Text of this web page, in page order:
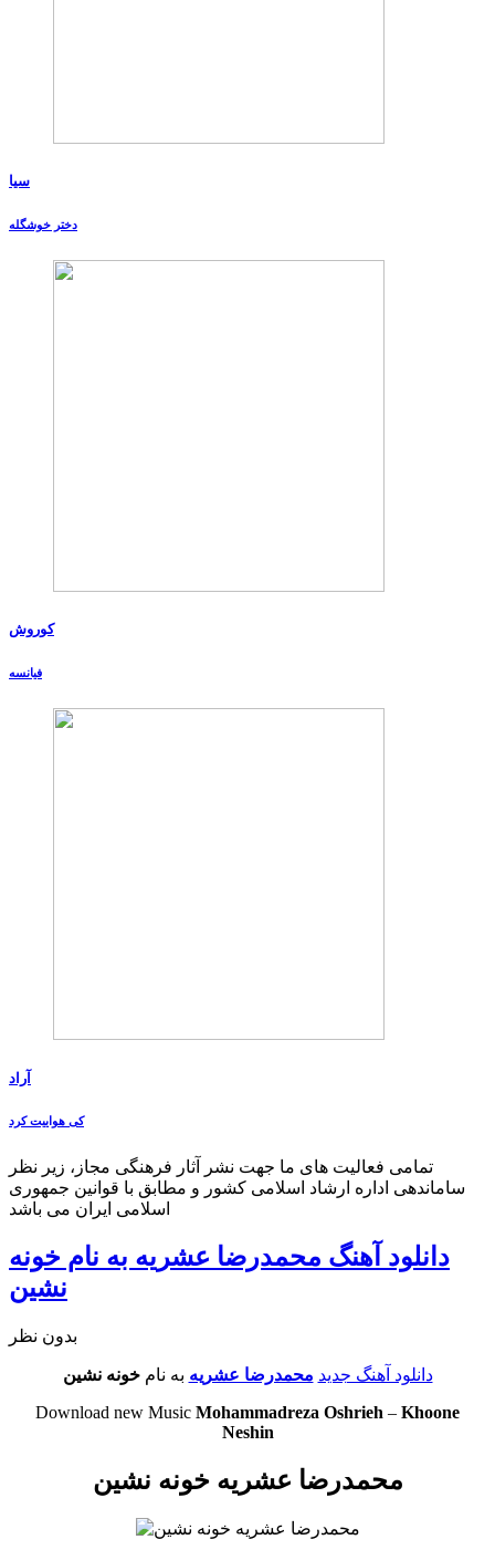
سیا
دختر خوشگله
کوروش
فیانسه
آراد
کی هواییت کرد
تمامی فعالیت های ما جهت نشر آثار فرهنگی مجاز، زیر نظر
ساماندهی اداره ارشاد اسلامی کشور و مطابق با قوانین جمهوری
اسلامی ایران می باشد
دانلود آهنگ محمدرضا عشریه به نام خونه
نشین
بدون نظر
دانلود آهنگ جدید محمدرضا عشریه به نامخونه نشین
Download new Music Mohammadreza Oshrieh – Khoone
Neshin
محمدرضا عشریه خونه نشین